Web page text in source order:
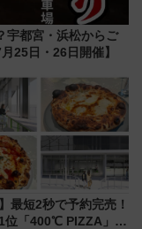
宇都宮・浜松からご
25日・26日開催】
最短2秒で予約完売！
位「400℃ PIZZA」が